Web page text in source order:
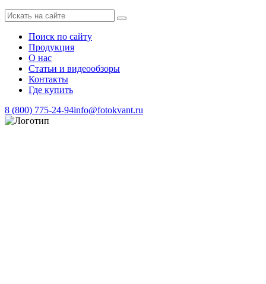
Поиск по сайту
Продукция
О нас
Статьи и видеообзоры
Контакты
Где купить
8 (800) 775-24-94info@fotokvant.ru